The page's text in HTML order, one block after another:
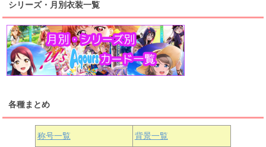
桜内梨子 高海千歌 渡辺曜
浦の星女学院1年生
津島善子 黒澤ルビィ
上原歩夢 宮下愛 優木せつ菜
虹ヶ咲学園1年生
中須かすみ 天王寺璃奈
シリーズ・月別衣装一覧
各種まとめ
称号一覧 背景一覧